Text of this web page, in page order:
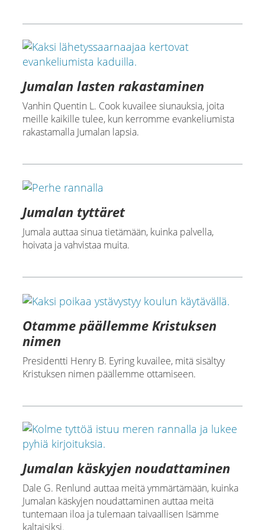
Jumalan lasten rakastaminen
Vanhin Quentin L. Cook kuvailee siunauksia, joita
meille kaikille tulee, kun kerromme evankeliumista
rakastamalla Jumalan lapsia.
Jumalan tyttäret
Jumala auttaa sinua tietämään, kuinka palvella,
hoivata ja vahvistaa muita.
Otamme päällemme Kristuksen
nimen
Presidentti Henry B. Eyring kuvailee, mitä sisältyy
Kristuksen nimen päällemme ottamiseen.
Jumalan käskyjen noudattaminen
Dale G. Renlund auttaa meitä ymmärtämään, kuinka
Jumalan käskyjen noudattaminen auttaa meitä
tuntemaan iloa ja tulemaan taivaallisen Isämme
kaltaisiksi.